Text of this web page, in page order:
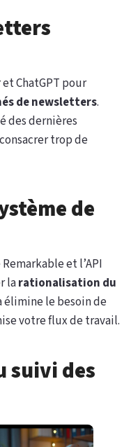
ChatGPT pour
de newsletters.
des dernières
trop de
de
et l’API
larationalisation du
élimine le besoin de
votre flux de travail.
suivi des